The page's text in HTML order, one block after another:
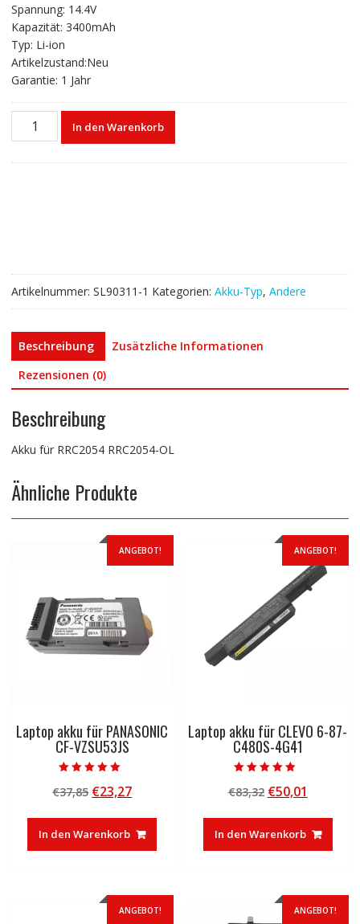
Spannung: 14.4V
Kapazität: 3400mAh
Typ: Li-ion
Artikelzustand:Neu
Garantie: 1 Jahr
Akku
In den Warenkorb
Artikelnummer: SL90311-1 Kategorien: Akku-Typ, Andere
Beschreibung
Zusätzliche Informationen
Rezensionen (0)
Beschreibung
Akku für RRC2054 RRC2054-OL
Ähnliche Produkte
ANGEBOT!
Laptop akku für PANASONIC
CF-VZSU53JS
5.00
von 5
€37,85 Ursprünglicher
war:
€37,85
€23,27Aktueller
ist:
€23,27.
In den Warenkorb
ANGEBOT!
Laptop akku für CLEVO 6-87-
C480S-4G41
4.50
von 5
€83,32 Ursprünglicher
war:
€83,32
€50,01
ist:
€50,01.
In den Warenkorb
ANGEBOT! ANGEBOT!